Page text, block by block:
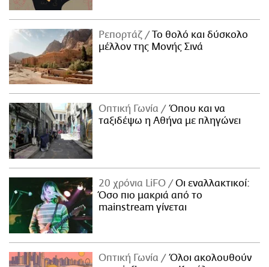
Ρεπορτάζ
Το θολό και δύσκολο
μέλλον της Μονής Σινά
Οπτική Γωνία
Όπου και να
ταξιδέψω η Αθήνα με πληγώνει
20 χρόνια LiFO
Οι εναλλακτικοί:
Όσο πιο μακριά από το
mainstream γίνεται
Οπτική Γωνία
Όλοι ακολουθούν